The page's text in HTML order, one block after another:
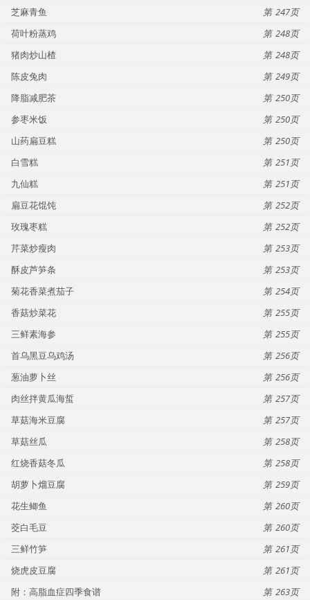
芝麻青鱼
247
荷叶粉蒸鸡
248
猪肉炒山楂
248
陈皮兔肉
249
降脂减肥茶
250
参枣米饭
250
山药扁豆糕
250
白雪糕
251
九仙糕
251
扁豆花馄饨
252
玫瑰枣糕
252
芹菜炒瘦肉
253
酥皮芦笋条
253
菊花香菜煮茄子
254
香菇炒菜花
255
三鲜素海参
255
首乌黑豆乌鸡汤
256
葱油萝卜丝
256
肉丝拌黄瓜海蜇
257
草菇海米豆腐
257
草菇丝瓜
258
红烧香菇冬瓜
258
胡萝卜熘豆腐
259
花生鲫鱼
260
茭白毛豆
260
三鲜竹笋
261
烧虎皮豆腐
261
附：高脂血症四季食谱
263